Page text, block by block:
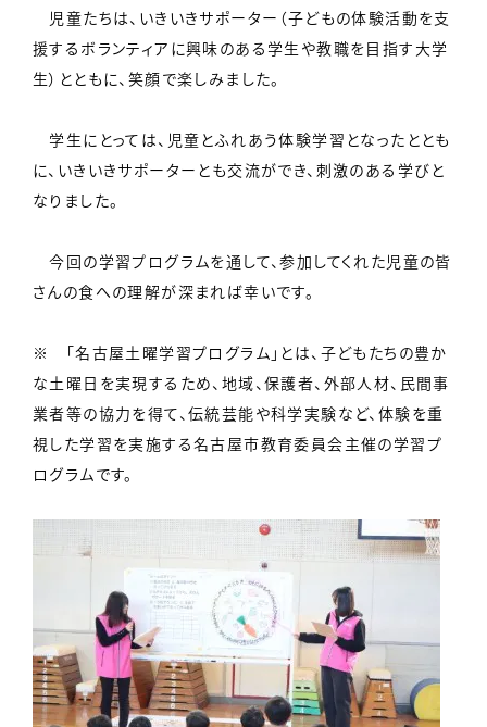
児童たちは、いきいきサポーター（子どもの体験活動を支
援するボランティアに興味のある学生や教職を目指す大学
生）とともに、笑顔で楽しみました。
学生にとっては、児童とふれあう体験学習となったととも
に、いきいきサポーターとも交流ができ、刺激のある学びと
なりました。
今回の学習プログラムを通して、参加してくれた児童の皆
さんの食への理解が深まれば幸いです。
※ 「名古屋土曜学習プログラム」とは、子どもたちの豊か
な土曜日を実現するため、地域、保護者、外部人材、民間事
業者等の協力を得て、伝統芸能や科学実験など、体験を重
視した学習を実施する名古屋市教育委員会主催の学習プ
ログラムです。